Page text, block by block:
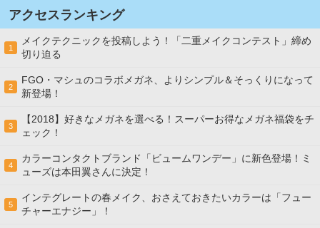
アクセスランキング
1
メイクテクニックを投稿しよう！「二重メイクコンテスト」締め
切り迫る
2
FGO・マシュのコラボメガネ、よりシンプル＆そっくりになって
新登場！
3
【2018】好きなメガネを選べる！スーパーお得なメガネ福袋をチ
ェック！
4
カラーコンタクトブランド「ビュームワンデー」に新色登場！ミ
ューズは本田翼さんに決定！
5
インテグレートの春メイク、おさえておきたいカラーは「フュー
チャーエナジー」！